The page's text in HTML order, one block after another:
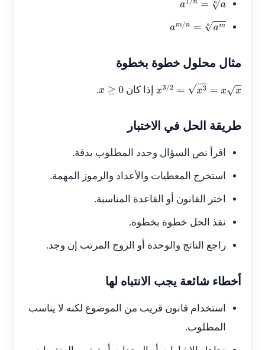
a1 /n =a n
am/n =a mn
مثال محلول خطوة بخطوة
x3/2 =x 3=xx إذا كان x ≥0
.
طريقة الحل في الاختبار
اقرأ نص السؤال وحدد المطلوب بدقة.
استخرج المعطيات والأعداد والرموز المهمة.
اختر القانون أو القاعدة المناسبة.
نفذ الحل خطوة بخطوة.
راجع الناتج والوحدة أو الزوج المرتب إن وجد.
أخطاء شائعة يجب الانتباه لها
استخدام قانون قريب من الموضوع لكنه لا يناسب
المطلوب.